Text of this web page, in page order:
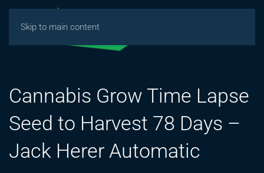
Skip to main content
Cannabis Grow Time Lapse
Seed to Harvest 78 Days –
Jack Herer Automatic